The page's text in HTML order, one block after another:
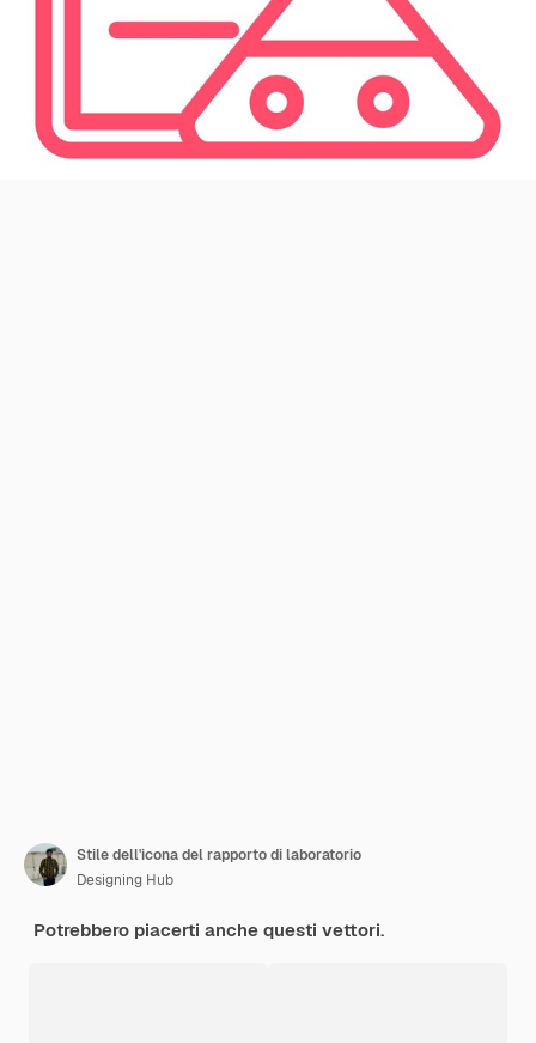
Stile dell'icona del rapporto di laboratorio
Designing Hub
Potrebbero piacerti anche questi vettori.